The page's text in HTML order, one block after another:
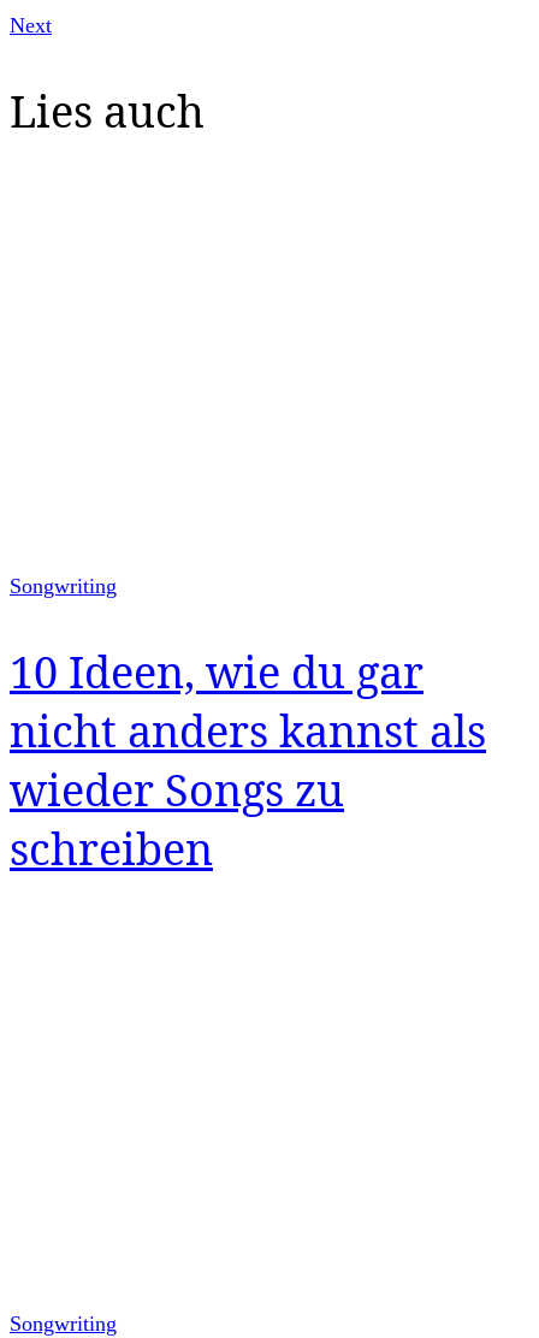
Next
Lies auch
Songwriting
10 Ideen, wie du gar
nicht anders kannst als
wieder Songs zu
schreiben
Songwriting